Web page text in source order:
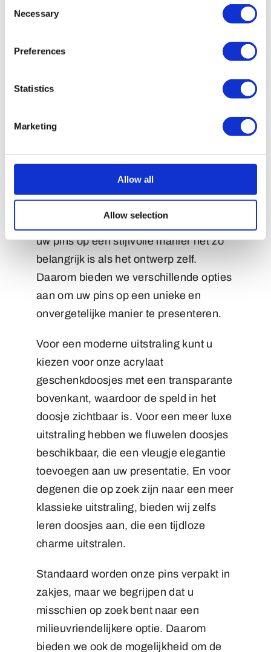
Selection
Necessary
Preferences
Statistics
Marketing
Allow all
Allow selection
zakje
Verpakking
Wij begrijpen dat het presenteren van
uw pins op een stijlvolle manier net zo
belangrijk is als het ontwerp zelf.
Daarom bieden we verschillende opties
aan om uw pins op een unieke en
onvergetelijke manier te presenteren.
Voor een moderne uitstraling kunt u
kiezen voor onze acrylaat
geschenkdoosjes met een transparante
bovenkant, waardoor de speld in het
doosje zichtbaar is. Voor een meer luxe
uitstraling hebben we fluwelen doosjes
beschikbaar, die een vleugje elegantie
toevoegen aan uw presentatie. En voor
degenen die op zoek zijn naar een meer
klassieke uitstraling, bieden wij zelfs
leren doosjes aan, die een tijdloze
charme uitstralen.
Standaard worden onze pins verpakt in
zakjes, maar we begrijpen dat u
misschien op zoek bent naar een
milieuvriendelijkere optie. Daarom
bieden we ook de mogelijkheid om de